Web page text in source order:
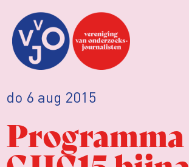
do 6 aug 2015
Programma